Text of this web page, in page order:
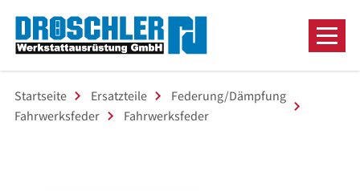
Startseite Ersatzteile
Federung/Dämpfung
Fahrwerksfeder
Fahrwerksfeder